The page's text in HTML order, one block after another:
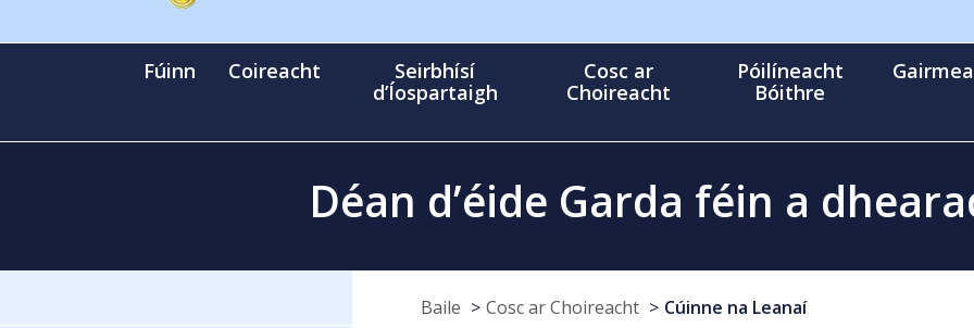
Fúinn Coireacht
Seirbhísí
d’Íospartaigh
Cosc ar
Choireacht
Póilíneacht
Bóithre
Déan d’éide Garda féin a
Baile Cosc ar Choireacht
Cúinne na Leanaí